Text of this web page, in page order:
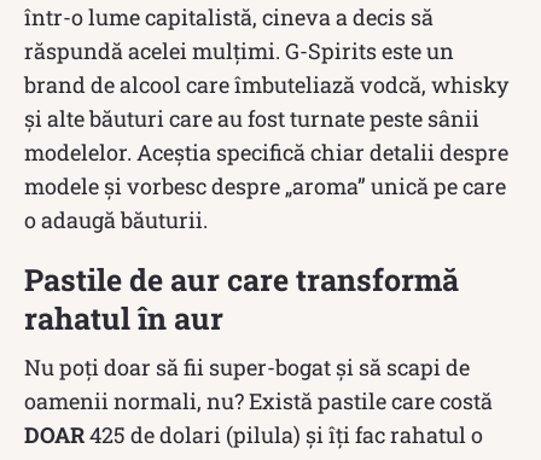
într-o lume capitalistă, cineva a decis să
răspundă acelei mulțimi. G-Spirits este un
brand de alcool care îmbuteliază vodcă, whisky
și alte băuturi care au fost turnate peste sânii
modelelor. Aceștia specifică chiar detalii despre
modele și vorbesc despre „aroma” unică pe care
o adaugă băuturii.
Pastile de aur care transformă
rahatul în aur
Nu poți doar să fii super-bogat și să scapi de
oamenii normali, nu? Există pastile care costă
DOAR425 de dolari (pilula) și îți fac rahatul o